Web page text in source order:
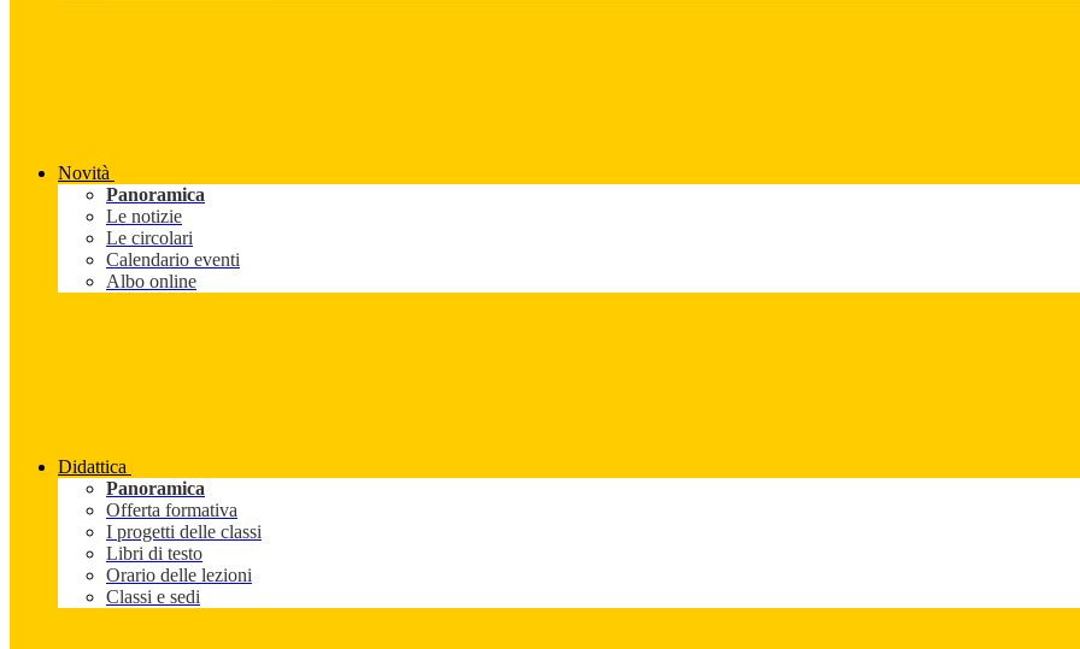
Novità
Panoramica
Le notizie
Le circolari
Calendario eventi
Albo online
Didattica
Panoramica
Offerta formativa
I progetti delle classi
Libri di testo
Orario delle lezioni
Classi e sedi